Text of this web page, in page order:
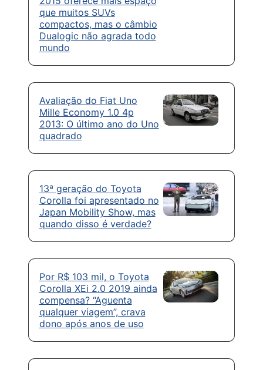
que muitos SUVs
compactos, mas o câmbio
Dualogic não agrada todo
mundo
Avaliação do Fiat Uno
Mille Economy 1.0 4p
2013: O último ano do Uno
quadrado
13ª geração do Toyota
Corolla foi apresentado no
Japan Mobility Show, mas
quando disso é verdade?
Por R$ 103 mil, o Toyota
Corolla XEi 2.0 2019 ainda
compensa? “Aguenta
qualquer viagem”, crava
dono após anos de uso